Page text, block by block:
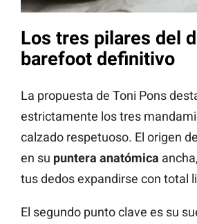
Los tres pilares del
barefoot definitivo
La propuesta de Toni Pons
estrictamente los tres
calzado respetuoso. El origen
en su puntera anatómica
tus dedos expandirse con total
El segundo punto clave es su